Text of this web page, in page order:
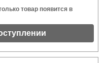
товар появится в